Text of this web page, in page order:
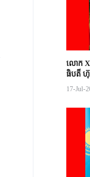
លោក
ធិបតី ហ៊ុ
17-Jul-